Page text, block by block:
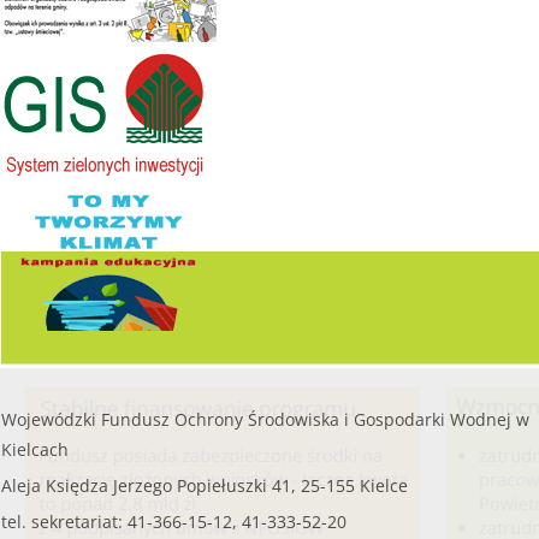
Wojewódzki Fundusz Ochrony Środowiska i Gospodarki Wodnej w
Kielcach
Aleja Księdza Jerzego Popiełuszki 41, 25-155 Kielce
tel. sekretariat: 41-366-15-12, 41-333-52-20